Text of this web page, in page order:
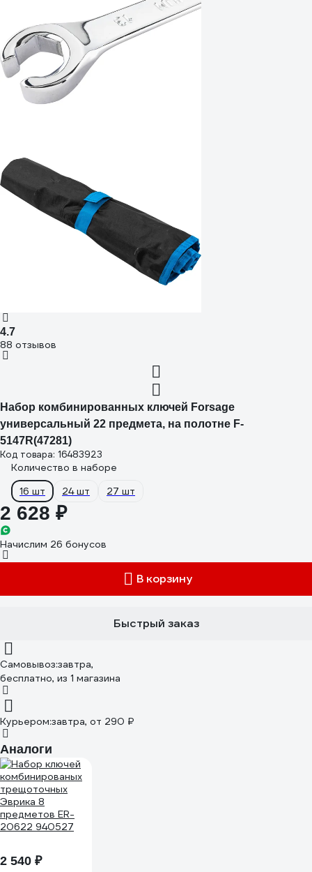
4.7
88 отзывов
Набор комбинированных ключей Forsage
универсальный 22 предмета, на полотне F-
5147R(47281)
Код товара: 16483923
Количество в наборе
16 шт
24 шт 27 шт
2 628 ₽
Начислим 26 бонусов
В корзину
Быстрый заказ
Самовывоз:завтра,
бесплатно, из 1 магазина
Курьером:завтра, от 290 ₽
Аналоги
2 540 ₽